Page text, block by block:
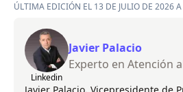
ÚLTIMA EDICIÓN EL 13 DE JULIO DE 2026
Linkedin
Javier Palacio
Experto en Atención